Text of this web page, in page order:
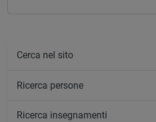
Cerca nel sito
Ricerca persone
Ricerca insegnamenti